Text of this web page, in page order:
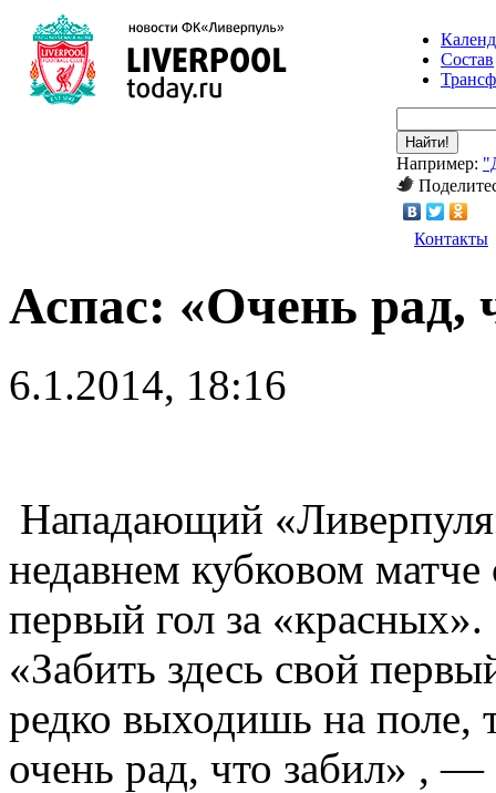
Состав
Найти!
Например:
Контакты
Аспас: «Очень рад,
6.1.2014, 18:16
Нападающий
недавнем кубковом
первый гол за «красных».
«Забить здесь свой
редко выходишь на поле,
очень рад, что забил» , —